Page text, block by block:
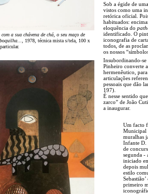
a sua chávena de chá, o seu maço de
, 1978, técnica mista s/tela, 100 x
Sob a égide de
vistos como uma
retórica oficial.
habituados:
eloquência do
identificado. O
iconografia de
todos, de as
os nossos
Insubordinando-se
Pinheiro converte
hermenêutico,
articulações
pessoais que dão
197).
É nesse sentido
zarco” de João
a inaugurar.
Um facto
Municipal
muralhas
Infante D.
de
segunda -
iniciado
depois
estilo
primeiro